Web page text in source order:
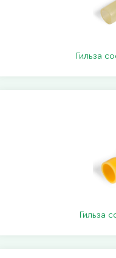
Гильза
Гильза